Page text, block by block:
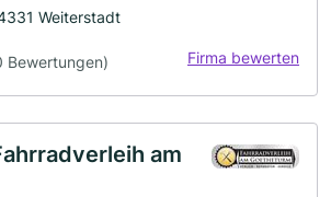
Weiterstadt
Bewertungen) Firma bewerten
am